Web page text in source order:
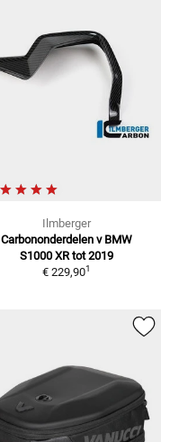
Ilmberger
Carbononderdelen v BMW
S1000 XR tot 2019
€ 229,901